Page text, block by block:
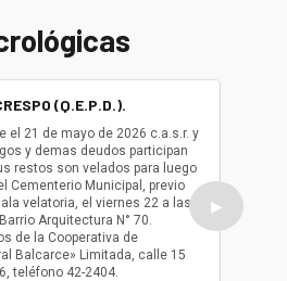
(Q.E.P.D.).
el 21 de mayo de 2026 c.a.s.r. y
y demas deudos participan
restos son velados para luego
Cementerio Municipal, previo
velatoria, el viernes 22 a las
Arquitectura N° 70.
de la Cooperativa de
Balcarce» Limitada, calle 15
teléfono 42-2404.
ser
oficio
▶